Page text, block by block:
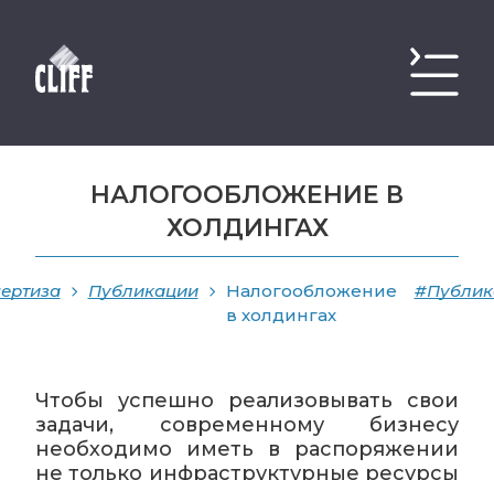
НАЛОГООБЛОЖЕНИЕ В
ХОЛДИНГАХ
Публикации
Налогообложение
в холдингах
Чтобы успешно реализовывать свои
задачи, современному бизнесу
необходимо иметь в распоряжении
не только инфраструктурные ресурсы